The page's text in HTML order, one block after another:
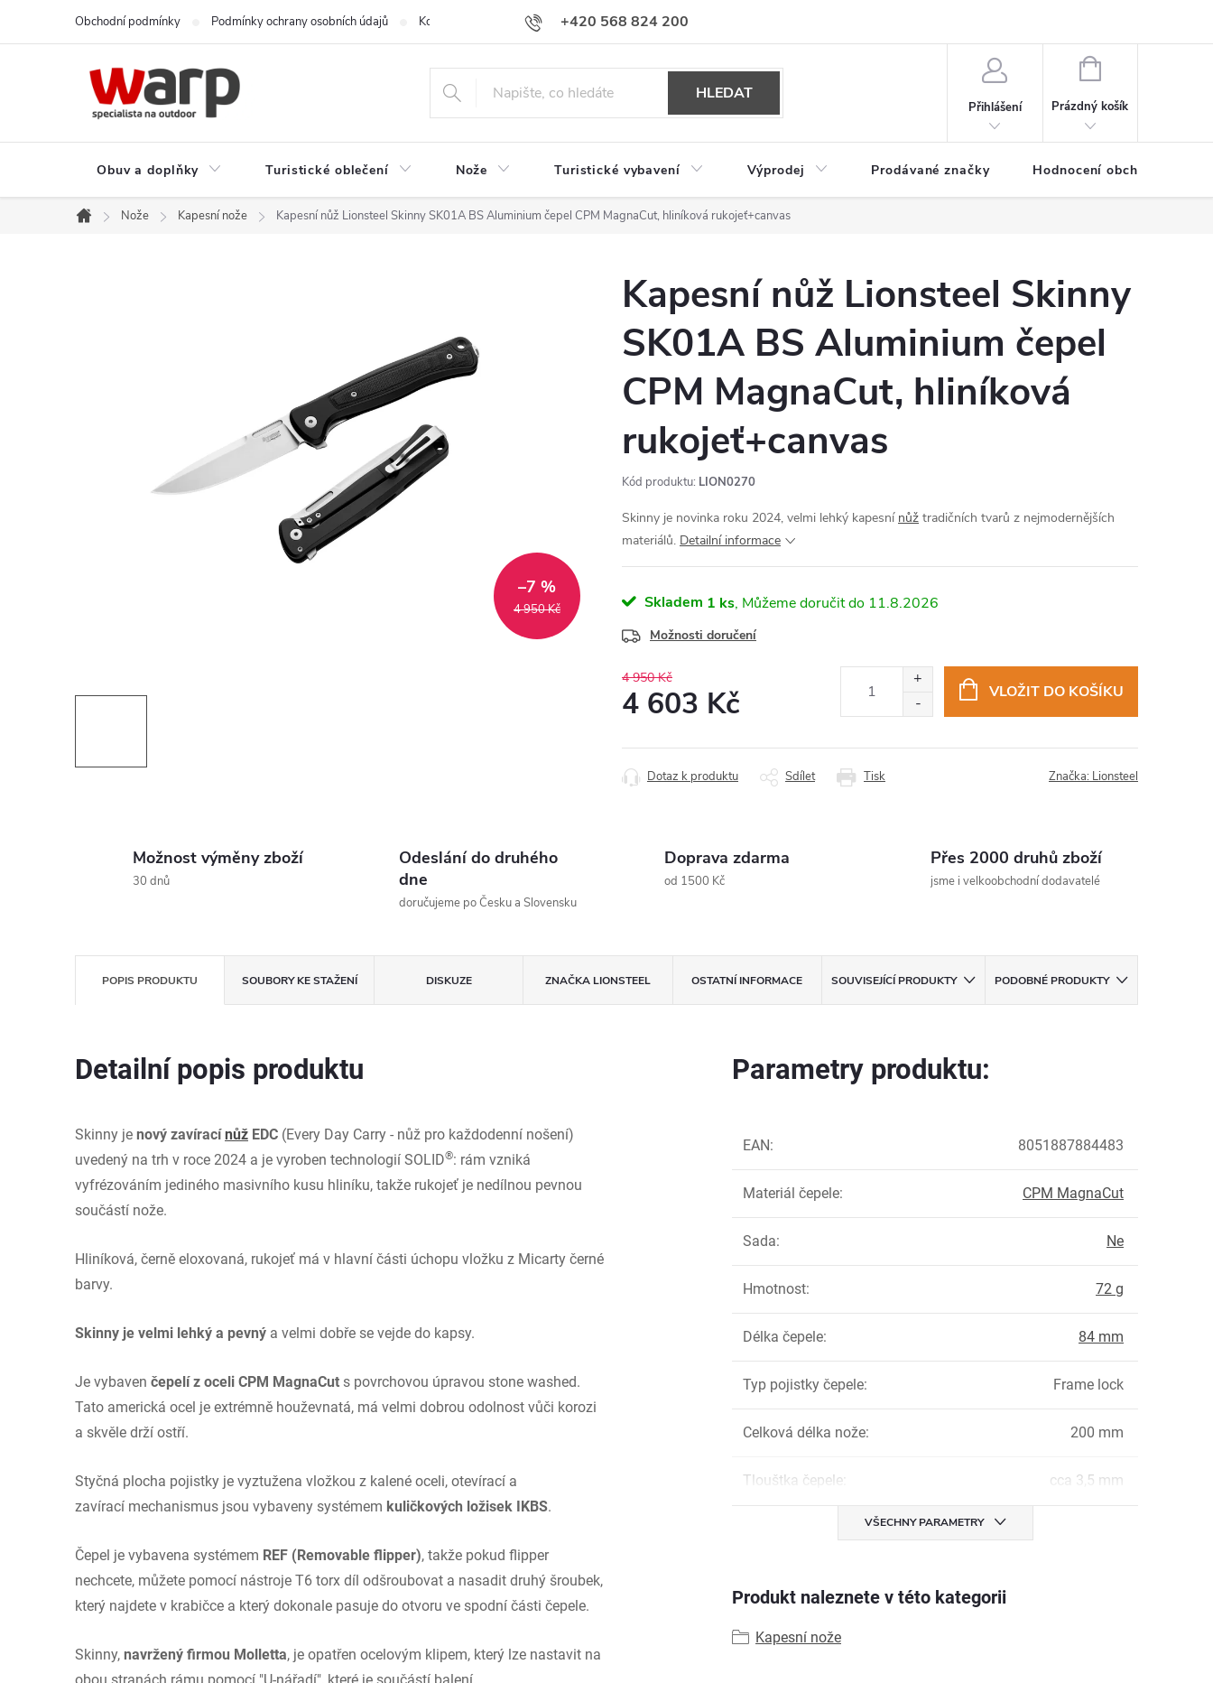
+420 568 824 200
Obchodní podmínky Podmínky ochrany osobních údajů Kontakty Doprava a platba Hodnocení obchodu
HLEDAT
Přihlášení
NÁKUPNÍ
Prázdný košík
Obuv a doplňky Turistické oblečení Nože Turistické vybavení Výprodej Prodávané značky Hodnocení obchodu
Domů
Nože Kapesní nože Kapesní nůž Lionsteel Skinny SK01A BS Aluminium čepel CPM MagnaCut, hliníková rukojeť+canvas
4 950 Kč
–7 %
Kapesní nůž Lionsteel Skinny
SK01A BS Aluminium čepel
CPM MagnaCut, hliníková
rukojeť+canvas
Kód produktu: LION0270
Skinny je novinka roku 2024, velmi lehký kapesní nůž tradičních tvarů z nejmodernějších
materiálů. Detailní informace
Skladem 1 ks 11.8.2026
Možnosti doručení
4 950 Kč
4 603 Kč
cena:
VLOŽIT DO KOŠÍKU
Tisk
Dotaz k produktu Sdílet Značka: Lionsteel
Možnost výměny zboží
30 dnů
Odeslání do druhého
dne
doručujeme po Česku a Slovensku
Doprava zdarma
od 1500 Kč
Přes 2000 druhů zboží
jsme i velkoobchodní dodavatelé
POPIS PRODUKTU SOUBORY KE STAŽENÍ DISKUZE ZNAČKALIONSTEEL OSTATNÍ INFORMACE SOUVISEJÍCÍ PRODUKTY PODOBNÉ PRODUKTY
Detailní popis produktu
Skinny je nový zavíracínůž EDC (Every Day Carry - nůž pro každodenní nošení)
uvedený na trh v roce 2024 a je vyroben technologií SOLID®: rám vzniká
vyfrézováním jediného masivního kusu hliníku, takže rukojeť je nedílnou pevnou
součástí nože.
Hliníková, černě eloxovaná, rukojeť má v hlavní části úchopu vložku z Micarty černé
barvy.
Skinny je velmi lehký a pevný a velmi dobře se vejde do kapsy.
Je vybaven čepelí z oceli CPM MagnaCut s povrchovou úpravou stone washed.
Tato americká ocel je extrémně houževnatá, má velmi dobrou odolnost vůči korozi
a skvěle drží ostří.
Styčná plocha pojistky je vyztužena vložkou z kalené oceli, otevírací a
zavírací mechanismus jsou vybaveny systémem kuličkových ložisek IKBS.
Čepel je vybavena systémem REF (Removable flipper), takže pokud flipper
nechcete, můžete pomocí nástroje T6 torx díl odšroubovat a nasadit druhý šroubek,
který najdete v krabičce a který dokonale pasuje do otvoru ve spodní části čepele.
Skinny, navržený firmou Molletta, je opatřen ocelovým klipem, který lze nastavit na
Parametry produktu:
EAN: 8051887884483
Materiál čepele: CPM MagnaCut
Sada: Ne
Hmotnost: 72 g
Délka čepele: 84 mm
Typ pojistky čepele: Frame lock
Celková délka nože: 200 mm
Tlouštka čepele: cca 3,5 mm
VŠECHNY PARAMETRY
Produkt naleznete v této kategorii
Kapesní nože